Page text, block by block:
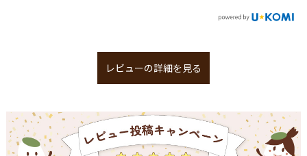
レビューの詳細を見る